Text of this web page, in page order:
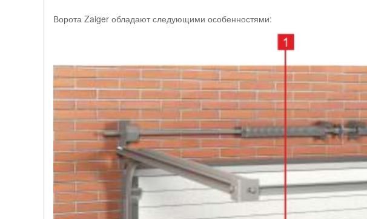
Ворота Zaiger обладают следующими особенностями: